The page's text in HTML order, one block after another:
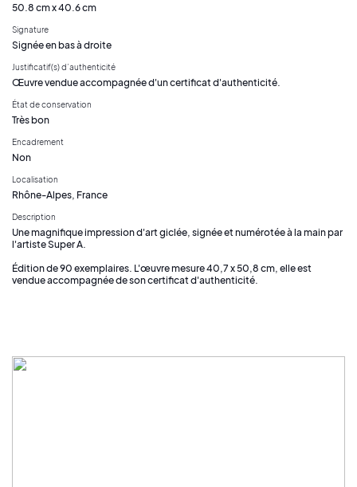
50.8 cm x 40.6 cm
Signature
Signée en bas à droite
Justificatif(s) d’authenticité
Œuvre vendue accompagnée d'un certificat d'authenticité.
État de conservation
Très bon
Encadrement
Non
Localisation
Rhône-Alpes, France
Description
Une magnifique impression d'art giclée, signée et numérotée à la main par
l'artiste Super A.
Édition de 90 exemplaires. L'œuvre mesure 40,7 x 50,8 cm, elle est
vendue accompagnée de son certificat d'authenticité.